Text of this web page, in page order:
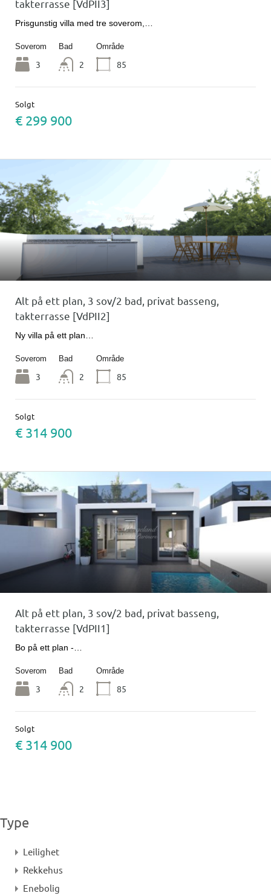
takterrasse [VdPII3]
Prisgunstig villa med tre soverom,…
Soverom
3
Bad
2
Område
85
Solgt
€ 299 900
Alt på ett plan, 3 sov/2 bad, privat basseng,
takterrasse [VdPII2]
Ny villa på ett plan…
Soverom
3
Bad
2
Område
85
Solgt
€ 314 900
Alt på ett plan, 3 sov/2 bad, privat basseng,
takterrasse [VdPII1]
Bo på ett plan -…
Soverom
3
Bad
2
Område
85
Solgt
€ 314 900
Type
Leilighet
Rekkehus
Enebolig